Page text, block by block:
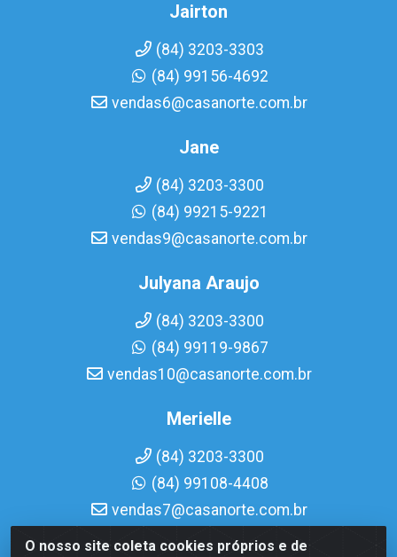
O nosso site coleta cookies próprios e de
Jairton
(84) 3203-3303
(84) 99156-4692
vendas6@casanorte.com.br
Jane
(84) 3203-3300
(84) 99215-9221
vendas9@casanorte.com.br
Julyana Araujo
(84) 3203-3300
(84) 99119-9867
vendas10@casanorte.com.br
Merielle
(84) 3203-3300
(84) 99108-4408
vendas7@casanorte.com.br